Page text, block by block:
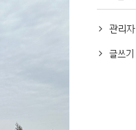
관리자
글쓰기